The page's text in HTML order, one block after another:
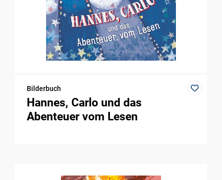
Bilderbuch
Hannes, Carlo und das
Abenteuer vom Lesen